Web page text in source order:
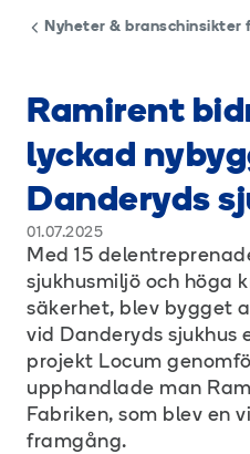
Nyheter & branschinsikter
Ramirent
lyckad
Danderyds
01.07.2025
Med 15
sjukhusmiljö och höga
säkerhet, blev bygget
vid Danderyds sjukhus
projekt Locum
upphandlade man
Fabriken, som blev en
framgång.